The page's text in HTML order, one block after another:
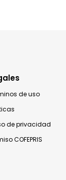
de uso
de privacidad
COFEPRIS